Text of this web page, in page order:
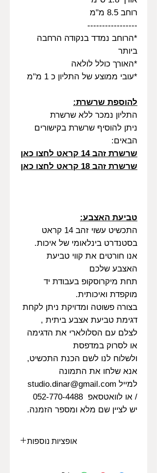
רוחב 8.5 מ"מ
-----------------
*הרוחב נמדד בנקודה הרחבה
ביותר
*האורך כולל לולאה
*עובי ממוצע של התליון כ 1 מ"מ
להוספת שרשרת:
התליון נמכר ללא שרשרת
ניתן להוסיף שרשרת בקישורים
הבאים:
שרשרת זהב 14 קראט לחצו כאן
שרשרת זהב 18 קראט לחצו כאן
טביעת האצבע:
התכשיט עשוי זהב 14 קראט
בסטנדרט בינלאומי של איכות.
אנו חורטים את קווי טביעת
האצבע שלכם
תחת מיקרוסקופ בעבודת יד
מוקפדת ואיכותית.
בצורה פשוטה ומדויקת ניתן לקחת
דגימת טביעת אצבע ביתית ,
לצלם עם הסלולארי את הדגימה
או לסרוק במדפסת
ולשלוח לנו לשם הכנת התכשיט,
אנא שלחו את התמונה
למייל studio.dinar@gmail.com
/ או לוואטסאפ 052-770-4488
יש לציין שם מלא ומספר הזמנה.
אופציות נוספות